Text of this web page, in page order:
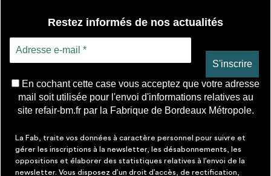
Restez informés de nos actualités
En cochant cette case vous acceptez que votre adresse
mail soit utilisée pour l'envoi d'informations relatives au
site refair-bm.fr par la Fabrique de Bordeaux Métropole.
La Fab, traite vos données à caractère personnel pour suivre et
gérer les inscriptions à la newsletter, les désabonnements, les
oppositions et élaborer des statistiques relatives à l’envoi de la
newsletter. Vous disposez d’un droit d’accès, de rectification,